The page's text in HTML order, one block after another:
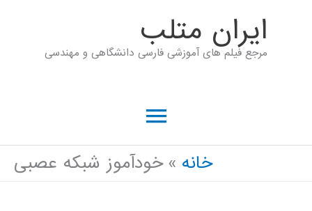
ايران متلب
مرجع فیلم های آموزشی فارسی دانشگاهی و مهندسی
فهرست
اصلی خانه خودآموز شبکه عصبی